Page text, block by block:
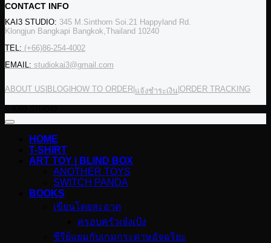
CONTACT INFO
KAI3 STUDIO: 345 M.Sinthorn Soi.21 Happyland Rd.
Klongjun Bangkapi Bangkok,Thailand 10240
TEL: (+66)86-254-4002
EMAIL: studiokai3@gmail.com
ABOUT US BLOG HOW TO ORDER แจ้งชำระเงิน ORDER TRACKING
HOME
T-SHIRT
ART TOY | BLIND BOX
ANOTHER TOYS
SWITCH PANDA
BOOKS
เขียนโดยสะอาด
ครอบครัวเจ๋งเป้ง
ซีรีย์แยมกับเกมกระดาษอัจฉริยะ